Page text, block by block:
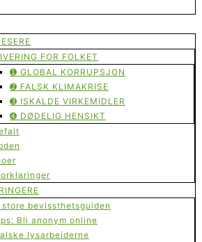
FOR FOLKET
➊ GLOBAL KORRUPSJON
➋ FALSK KLIMAKRISE
➌ ISKALDE VIRKEMIDLER
➍ DØDELIG HENSIKT
store bevissthetsguiden
Bli anonym online
lysarbeiderne